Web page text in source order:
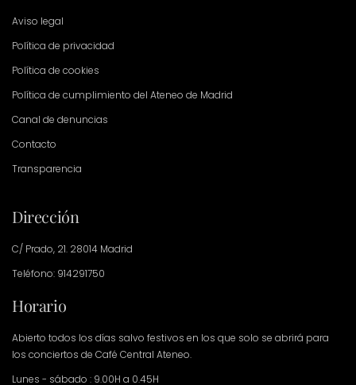
Aviso legal
Política de privacidad
Política de cookies
Política de cumplimiento del Ateneo de Madrid
Canal de denuncias
Contacto
Transparencia
Dirección
C/ Prado, 21. 28014 Madrid
Teléfono: 914291750
Horario
Abierto todos los días salvo festivos en los que solo se abrirá para
los conciertos de Café Central Ateneo.
Lunes - sábado : 9.00H a 0.45H